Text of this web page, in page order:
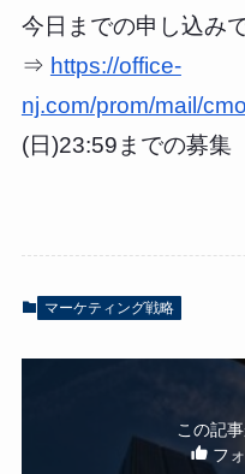
今日までの申し込み
⇒ https://office-
nj.com/prom/mail/
(日)23:59までの募集
マーケティング戦略
この記
フ